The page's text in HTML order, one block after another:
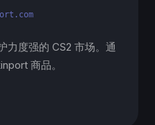
力度强的 CS2 市场。通
商品。